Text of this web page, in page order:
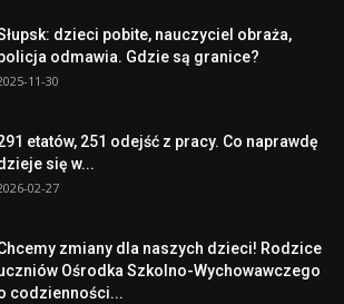
dzieci pobite, nauczyciel obraża,
odmawia. Gdzie są granice?
11-30
etatów, 251 odejść z pracy. Co naprawdę
się w...
02-27
zmiany dla naszych dzieci! Rodzice
Ośrodka Szkolno-Wychowawczego
codzienności...